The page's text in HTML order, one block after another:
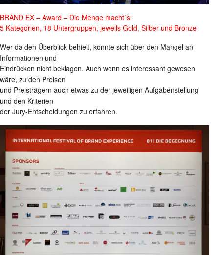
BRAND EX – Award – Die Menge macht´s:
5 Kategorien, 18 Untergruppen, jeweils Gold, Silber und Bronze
Wer da den Überblick behielt, konnte sich über den Mangel an
Informationen und
Eindrücken nicht beklagen. Auch wenn es interessant gewesen
wäre, zu den Preisen
und Preisträgern auch etwas zu der jeweiligen Aufgabenstellung
und den Kriterien
der Jury-Entscheidungen zu erfahren.